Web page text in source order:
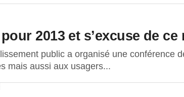
2013 et s’excuse de ce
public a organisé une conférence
mais aussi aux usagers...